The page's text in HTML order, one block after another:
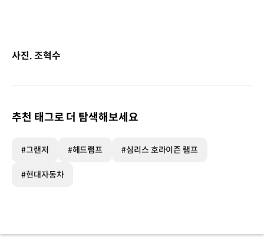
사진. 조혁수
추천 태그로 더 탐색해보세요
#그랜저 #헤드램프 #심리스 호라이즌 램프
#현대자동차